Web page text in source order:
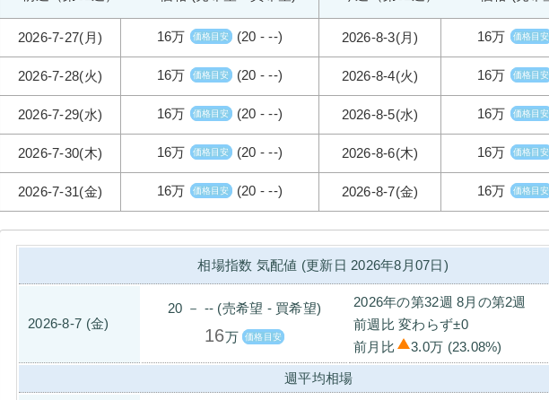
2026-7-27(月) 16万 価格目安 (20 - --)
2026-7-28(火) 16万 価格目安 (20 - --)
2026-7-29(水) 16万 価格目安 (20 - --)
2026-7-30(木) 16万 価格目安 (20 - --)
2026-7-31(金) 16万 価格目安 (20 - --)
2026-8-3(月) 16万 価格目安
2026-8-4(火) 16万 価格目安
2026-8-5(水) 16万 価格目安
2026-8-6(木) 16万 価格目安
2026-8-7(金) 16万 価格目安
相場指数 気配値 (更新日 2026年8月07日)
2026-8-7 (金)
20 － -- (売希望 - 買希望)
16万 価格目安
2026年の第32週 8月の第2週
前週比 変わらず±0
前月比
3.0万 (23.08%)
週平均相場